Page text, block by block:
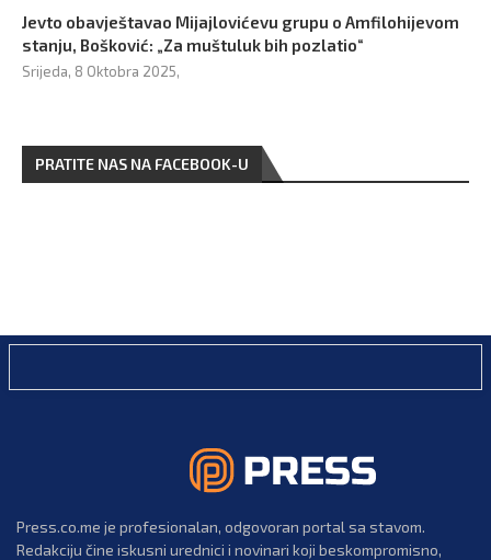
Jevto obavještavao Mijajlovićevu grupu o Amfilohijevom
stanju, Bošković: „Za muštuluk bih pozlatio“
Srijeda, 8 Oktobra 2025,
PRATITE NAS NA FACEBOOK-U
Press.co.me je profesionalan, odgovoran portal sa stavom.
Redakciju čine iskusni urednici i novinari koji beskompromisno,